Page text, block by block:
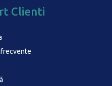
Clienti